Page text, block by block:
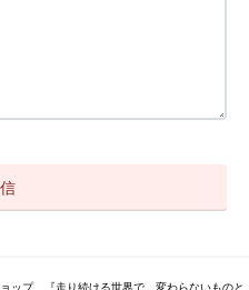
ップ。『走り続ける世界で、変わらないものと